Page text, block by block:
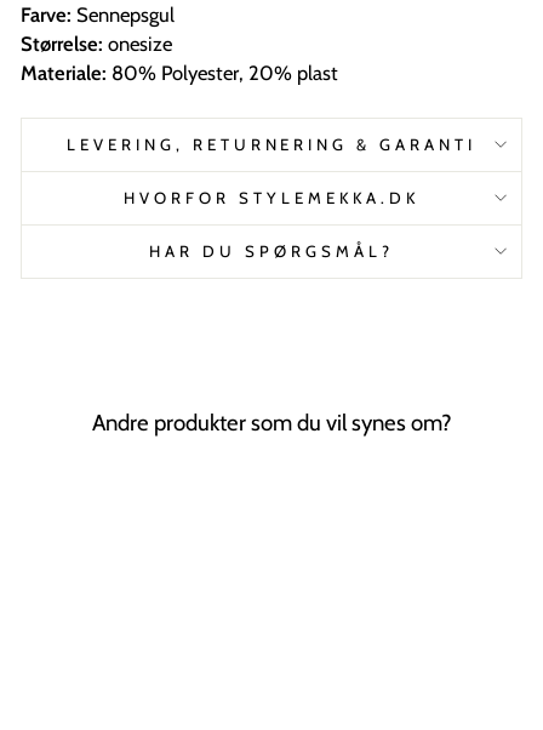
Farve: Sennepsgul
Størrelse: onesize
Materiale: 80% Polyester, 20% plast
LEVERING, RETURNERING & GARANTI
HVORFOR STYLEMEKKA.DK
HAR DU SPØRGSMÅL?
Andre produkter som du vil synes om?